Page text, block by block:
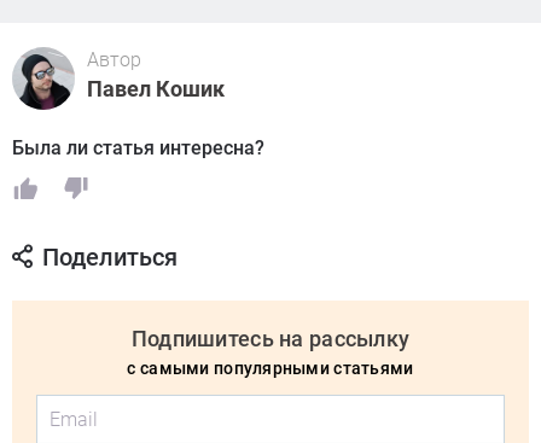
Автор
Павел Кошик
Была ли статья интересна?
Поделиться
Подпишитесь на рассылку
с самыми популярными статьями